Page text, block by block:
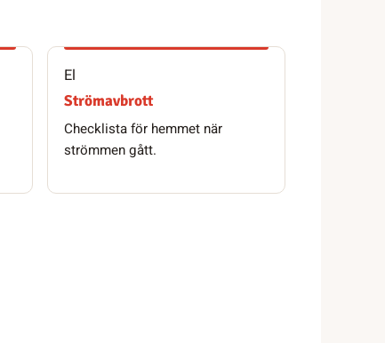
El
Strömavbrott
Checklista för hemmet när
strömmen gått.